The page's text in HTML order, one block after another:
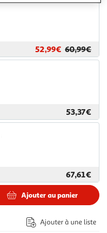
52,99€ 60,99€
53,37€
67,61€
Ajouter au panier
Ajouter à une liste